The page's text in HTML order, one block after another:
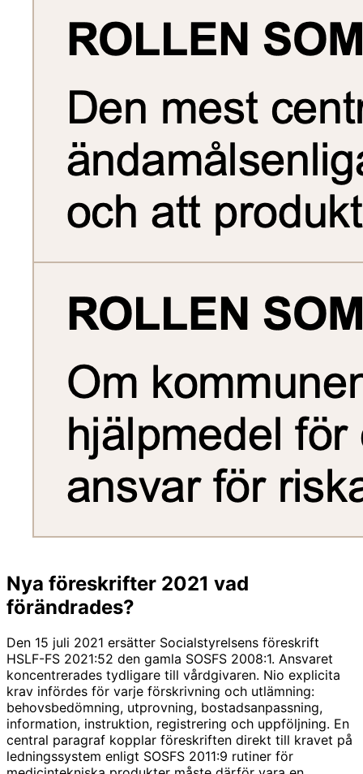
Nya föreskrifter 2021 vad
förändrades?
Den 15 juli 2021 ersätter Socialstyrelsens föreskrift
HSLF-FS 2021:52 den gamla SOSFS 2008:1. Ansvaret
koncentrerades tydligare till vårdgivaren. Nio explicita
krav infördes för varje förskrivning och utlämning:
behovsbedömning, utprovning, bostadsanpassning,
information, instruktion, registrering och uppföljning. En
central paragraf kopplar föreskriften direkt till kravet på
ledningssystem enligt SOSFS 2011:9 rutiner för